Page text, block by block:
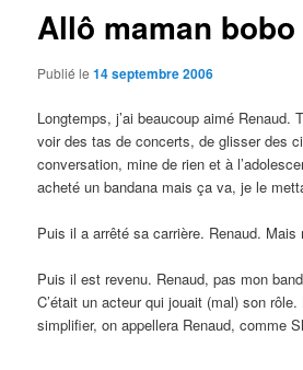
Allô maman bobo
Publié le14 septembre 2006
Longtemps, j’ai beaucoup aimé Renaud.
voir des tas de concerts, de glisser des
conversation, mine de rien et à
acheté un bandana mais ça va, je le
Puis il a arrêté sa carrière. Renaud. Mais
Puis il est revenu. Renaud, pas mon
C’était un acteur qui jouait (mal) son
simplifier, on appellera Renaud, comme